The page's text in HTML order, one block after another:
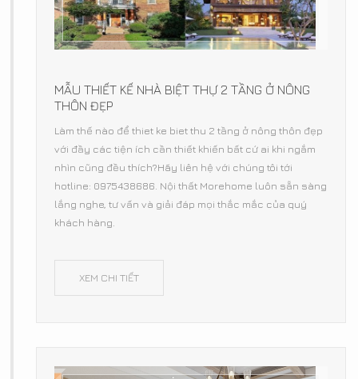
MẪU THIẾT KẾ NHÀ BIỆT THỰ 2 TẦNG Ở NÔNG
THÔN ĐẸP
Làm thế nào để thiet ke biet thu 2 tầng ở nông thôn đẹp
với đầy các tiện ích cần thiết khiến bất cứ ai khi ngắm
nhìn cũng đều thích?Hãy liên hệ với chúng tôi tới
hotline: 0975438686. Nội thất Morehome luôn sẵn sàng
lắng nghe, tư vấn và giải đáp mọi thắc mắc của quý
khách hàng.
XEM CHI TIẾT